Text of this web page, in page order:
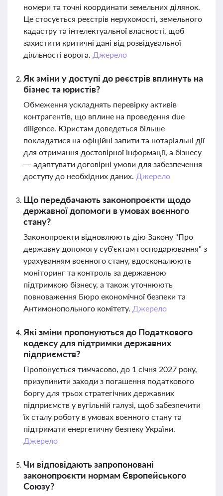
номери та точні координати земельних ділянок.
Це стосується реєстрів нерухомості, земельного
кадастру та інтелектуальної власності, щоб
захистити критичні дані від розвідувальної
діяльності ворога. Джерело
Як зміни у доступі до реєстрів вплинуть на
бізнес та юристів?
Обмеження ускладнять перевірку активів
контрагентів, що вплине на проведення due
diligence. Юристам доведеться більше
покладатися на офіційні запити та нотаріальні дії
для отримання достовірної інформації, а бізнесу
— адаптувати договірні умови для забезпечення
доступу до необхідних даних. Джерело
Що передбачають законопроєкти щодо
державної допомоги в умовах воєнного
стану?
Законопроєкти відновлюють дію Закону "Про
державну допомогу суб'єктам господарювання" з
урахуванням воєнного стану, вдосконалюють
моніторинг та контроль за державною
підтримкою бізнесу, а також уточнюють
повноваження Бюро економічної безпеки та
Антимонопольного комітету. Джерело
Які зміни пропонуються до Податкового
кодексу для підтримки державних
підприємств?
Пропонується тимчасово, до 1 січня 2027 року,
призупинити заходи з погашення податкового
боргу для трьох стратегічних державних
підприємств у вугільній галузі, щоб забезпечити
їх сталу роботу в умовах воєнного стану та
підтримати енергетичну безпеку України.
Джерело
Чи відповідають запропоновані
законопроєкти нормам Європейського
Союзу?